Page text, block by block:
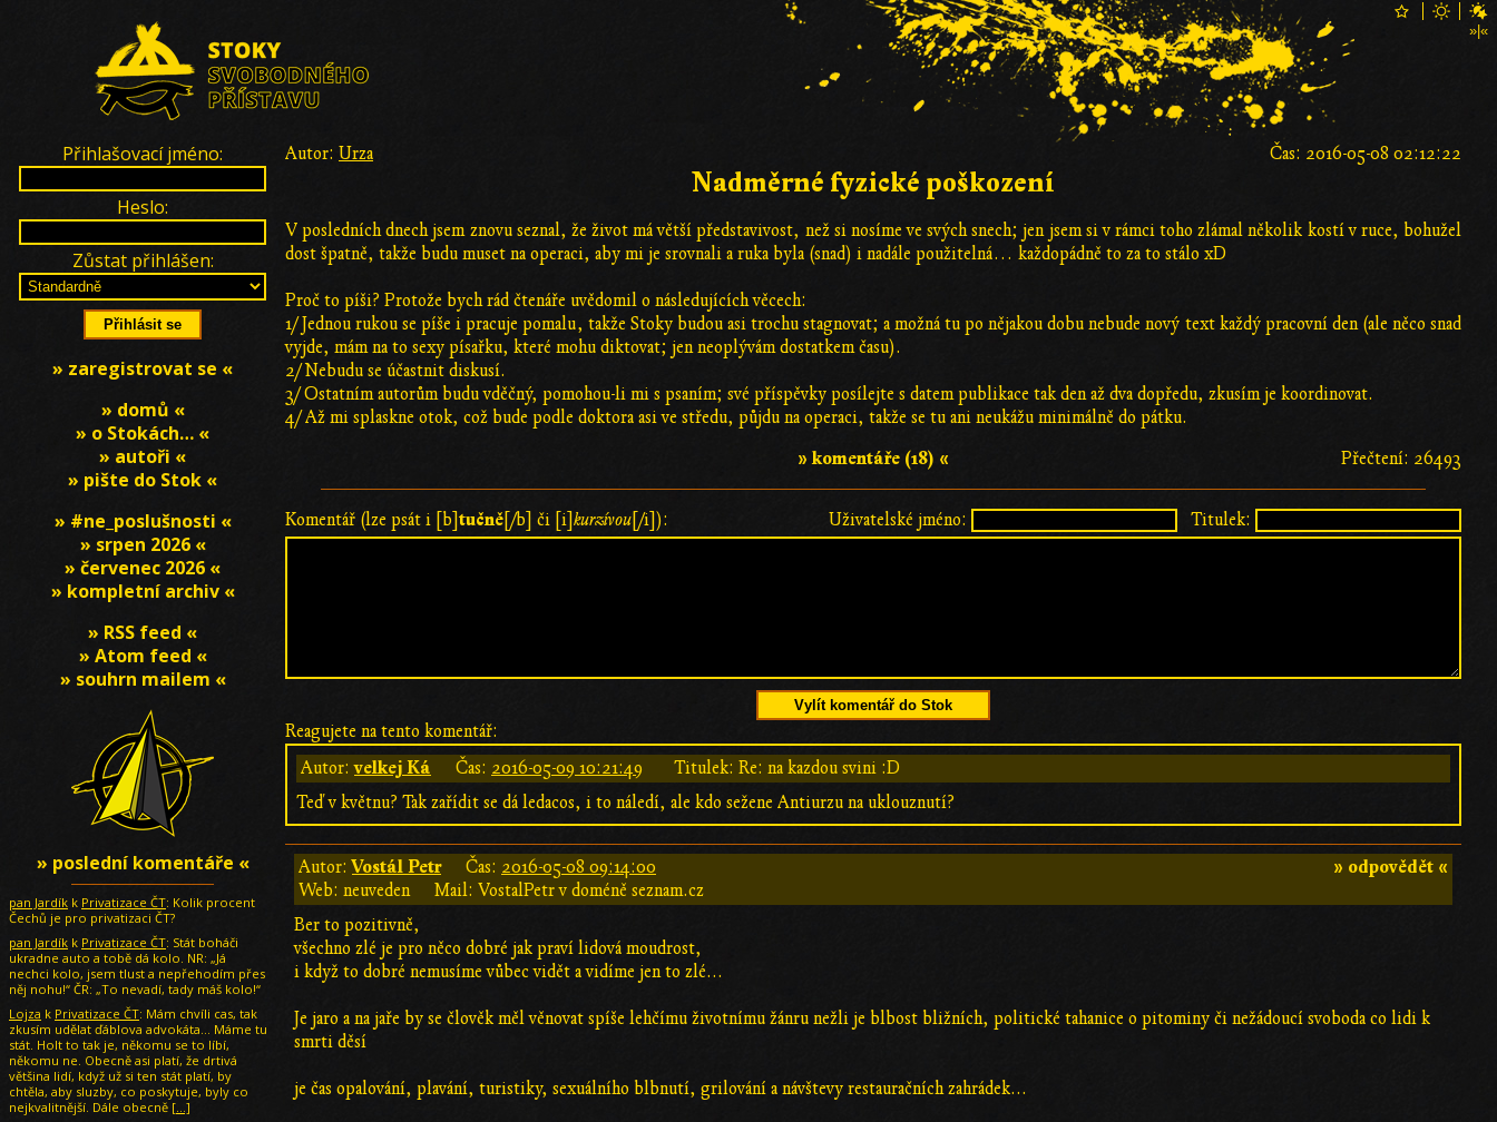
Autor: Urza Čas: 2016-05-08 02:12:22
Nadměrné fyzické poškození
V posledních dnech jsem znovu seznal, že život má větší představivost, než si nosíme ve svých snech; jen jsem si v rámci toho zlámal několik kostí v ruce, bohužel
dost špatně, takže budu muset na operaci, aby mi je srovnali a ruka byla (snad) i nadále použitelná… každopádně to za to stálo xD
Proč to píši? Protože bych rád čtenáře uvědomil o následujících věcech:
1/ Jednou rukou se píše i pracuje pomalu, takže Stoky budou asi trochu stagnovat; a možná tu po nějakou dobu nebude nový text každý pracovní den (ale něco snad
vyjde, mám na to sexy písařku, které mohu diktovat; jen neoplývám dostatkem času).
2/ Nebudu se účastnit diskusí.
3/ Ostatním autorům budu vděčný, pomohou-li mi s psaním; své příspěvky posílejte s datem publikace tak den až dva dopředu, zkusím je koordinovat.
4/ Až mi splaskne otok, což bude podle doktora asi ve středu, půjdu na operaci, takže se tu ani neukážu minimálně do pátku.
Přečtení: 26493
» komentáře (18) «
Uživatelské jméno: Titulek:
Komentář (lze psát i [b] tučně [/b] či [i] kurzívou [/i]):
Vylít komentář do Stok
Reagujete na tento komentář:
Autor:velkej Ká Čas: 2016-05-09 10:21:49
Titulek: Re: na kazdou svini :D
Teď v květnu? Tak zařídit se dá ledacos, i to náledí, ale kdo sežene Antiurzu na uklouznutí?
» odpovědět «
Autor: Vostál Petr Čas: 2016-05-08 09:14:00
Web: neuveden
Mail: VostalPetr v doméně seznam.cz
Ber to pozitivně,
všechno zlé je pro něco dobré jak praví lidová moudrost,
i když to dobré nemusíme vůbec vidět a vidíme jen to zlé...
Je jaro a na jaře by se člověk měl věnovat spíše lehčímu životnímu žánru nežli je blbost bližních, politické tahanice o pitominy či nežádoucí svoboda co lidi k
smrti děsí
je čas opalování, plavání, turistiky, sexuálního blbnutí, grilování a návštevy restauračních zahrádek...
Přihlašovací jméno:
Heslo:
Zůstat přihlášen:
» zaregistrovat se «
» domů «
» o Stokách… «
» autoři «
» pište do Stok «
» #ne_poslušnosti «
» srpen 2026 «
» červenec 2026 «
» kompletní archiv «
» RSS feed «
» Atom feed «
» souhrn mailem «
» poslední komentáře «
pan Jardík k Privatizace ČT: Kolik procent
Čechů je pro privatizaci ČT?
pan Jardík k Privatizace ČT: Stát boháči
ukradne auto a tobě dá kolo. NR: „Já
nechci kolo, jsem tlust a nepřehodím přes
něj nohu!“ ČR: „To nevadí, tady máš kolo!“
Lojza k Privatizace ČT: Mám chvíli cas, tak
zkusím udělat ďáblova advokáta... Máme tu
stát. Holt to tak je, někomu se to líbí,
někomu ne. Obecně asi platí, že drtivá
většina lidí, když už si ten stát platí, by
chtěla, aby sluzby, co poskytuje, byly co
nejkvalitnější. Dále obecně […]